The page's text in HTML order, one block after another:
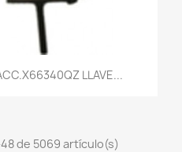
Vista rápida
LLAVE...
de 5069 artículo(s)